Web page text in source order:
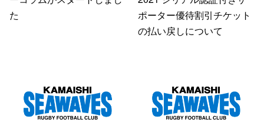
た
ポーター優待割引チケット
の払い戻しについて